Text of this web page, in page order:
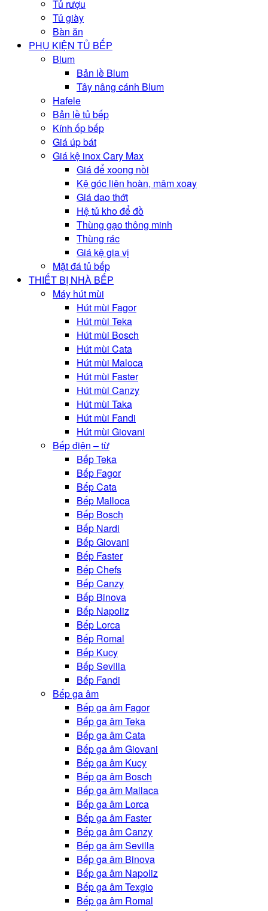
Tủ rượu
Tủ giày
Bàn ăn
PHỤ KIỆN TỦ BẾP
Blum
Bản lề Blum
Tây nâng cánh Blum
Hafele
Bản lề tủ bếp
Kính ốp bếp
Giá úp bát
Giá kệ inox Cary Max
Giá để xoong nồi
Kệ góc liên hoàn, mâm xoay
Giá dao thớt
Hệ tủ kho để đồ
Thùng gạo thông minh
Thùng rác
Giá kệ gia vị
Mặt đá tủ bếp
THIẾT BỊ NHÀ BẾP
Máy hút mùi
Hút mùi Fagor
Hút mùi Teka
Hút mùi Bosch
Hút mùi Cata
Hút mùi Maloca
Hút mùi Faster
Hút mùi Canzy
Hút mùi Taka
Hút mùi Fandi
Hút mùi Giovani
Bếp điện – từ
Bếp Teka
Bếp Fagor
Bếp Cata
Bếp Malloca
Bếp Bosch
Bếp Nardi
Bếp Giovani
Bếp Faster
Bếp Chefs
Bếp Canzy
Bếp Binova
Bếp Napoliz
Bếp Lorca
Bếp Romal
Bếp Kucy
Bếp Sevilla
Bếp Fandi
Bếp ga âm
Bếp ga âm Fagor
Bếp ga âm Teka
Bếp ga âm Cata
Bếp ga âm Giovani
Bếp ga âm Kucy
Bếp ga âm Bosch
Bếp ga âm Mallaca
Bếp ga âm Lorca
Bếp ga âm Faster
Bếp ga âm Canzy
Bếp ga âm Sevilla
Bếp ga âm Binova
Bếp ga âm Napoliz
Bếp ga âm Texgio
Bếp ga âm Romal